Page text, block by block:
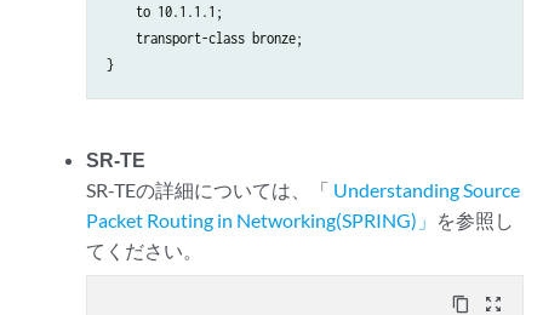
    to 10.1.1.1;
    transport-class bronze;
}
SR-TE
SR-TEの詳細については、「 Understanding Source
Packet Routing in Networking(SPRING)」 を参照し
てください。
content_copy zoom_out_map